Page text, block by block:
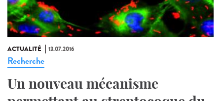
ACTUALITÉ 13.07.2016
Recherche
Un nouveau mécanisme